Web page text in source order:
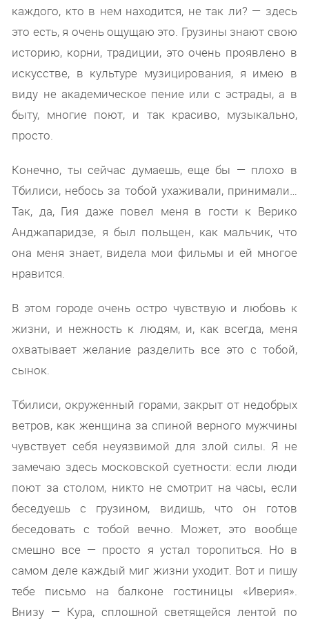
каждого, кто в нем находится, не так ли? — здесь
это есть, я очень ощущаю это. Грузины знают свою
историю, корни, традиции, это очень проявлено в
искусстве, в культуре музицирования, я имею в
виду не академическое пение или с эстрады, а в
быту, многие поют, и так красиво, музыкально,
просто.
Конечно, ты сейчас думаешь, еще бы — плохо в
Тбилиси, небось за тобой ухаживали, принимали…
Так, да, Гия даже повел меня в гости к Верико
Анджапаридзе, я был польщен, как мальчик, что
она меня знает, видела мои фильмы и ей многое
нравится.
В этом городе очень остро чувствую и любовь к
жизни, и нежность к людям, и, как всегда, меня
охватывает желание разделить все это с тобой,
сынок.
Тбилиси, окруженный горами, закрыт от недобрых
ветров, как женщина за спиной верного мужчины
чувствует себя неуязвимой для злой силы. Я не
замечаю здесь московской суетности: если люди
поют за столом, никто не смотрит на часы, если
беседуешь с грузином, видишь, что он готов
беседовать с тобой вечно. Может, это вообще
смешно все — просто я устал торопиться. Но в
самом деле каждый миг жизни уходит. Вот и пишу
тебе письмо на балконе гостиницы «Иверия».
Внизу — Кура, сплошной светящейся лентой по